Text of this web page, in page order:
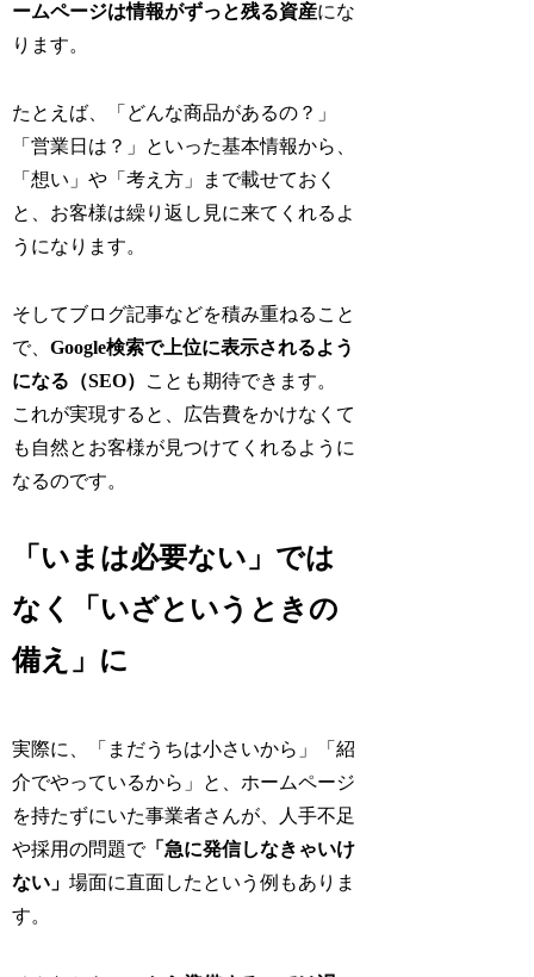
ームページは情報がずっと残る資産にな
ります。
たとえば、「どんな商品があるの？」
「営業日は？」といった基本情報から、
「想い」や「考え方」まで載せておく
と、お客様は繰り返し見に来てくれるよ
うになります。
そしてブログ記事などを積み重ねること
で、Google検索で上位に表示されるよう
になる（SEO）
ことも期待できます。
これが実現すると、広告費をかけなくて
も自然とお客様が見つけてくれるように
なるのです。
「いまは必要ない」では
なく「いざというときの
備え」に
実際に、「まだうちは小さいから」「紹
介でやっているから」と、ホームページ
を持たずにいた事業者さんが、人手不足
や採用の問題で「急に発信しなきゃいけ
ない」場面に直面したという例もありま
す。